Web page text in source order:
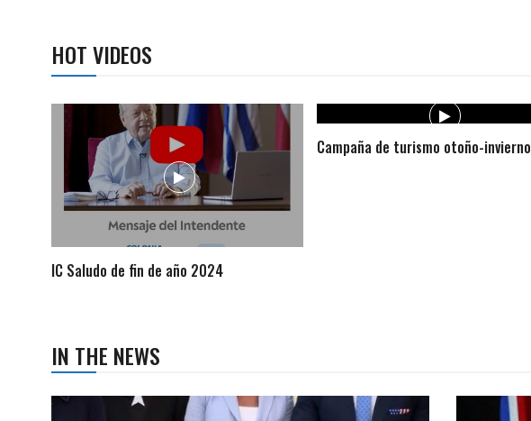
HOT VIDEOS
IC Saludo de fin de año 2024
Campaña de turismo otoño-invierno
IN THE NEWS